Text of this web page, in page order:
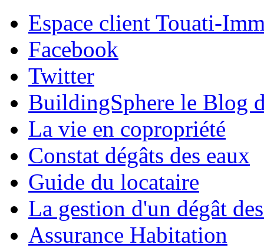
Espace client Touati-
Facebook
Twitter
BuildingSphere le Blog
La vie en copropriété
Constat dégâts des eaux
Guide du locataire
La gestion d'un dégât
Assurance Habitation